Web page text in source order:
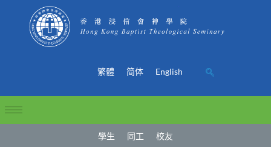
繁體 简体 English
學生 同工 校友